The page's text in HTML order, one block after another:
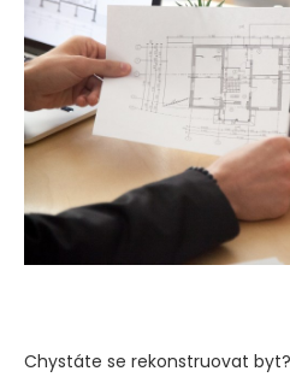
Chystáte se rekonstruovat